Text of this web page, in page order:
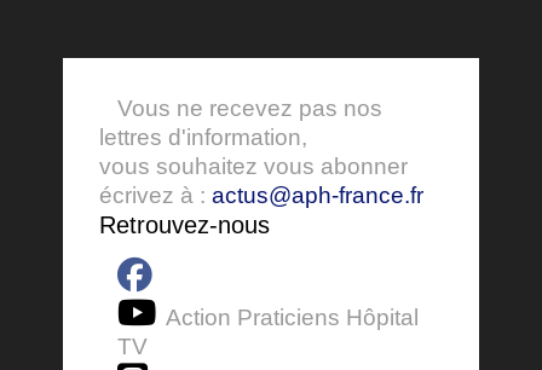
Vous ne recevez pas nos
lettres d'information,
vous souhaitez vous abonner
écrivez à : actus@aph-france.fr
Retrouvez-nous
Action Praticiens Hôpital
TV